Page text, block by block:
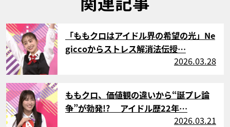
サムネイル
「ももクロはアイドル界の希望の光」Ne
giccoからストレス解消法伝授…
2026.03.28
サムネイル
ももクロ、価値観の違いから“誕プレ論
争”が勃発!? アイドル歴22年…
2026.03.21